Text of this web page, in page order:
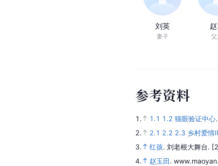
刘英
妻子
参考资料
1. 1.1 1.2 猫眼验证中心
2.
2.1 2.2 2.3 乡村爱
3.
红孩. 刘老根大舞台.
4.
赵玉田.